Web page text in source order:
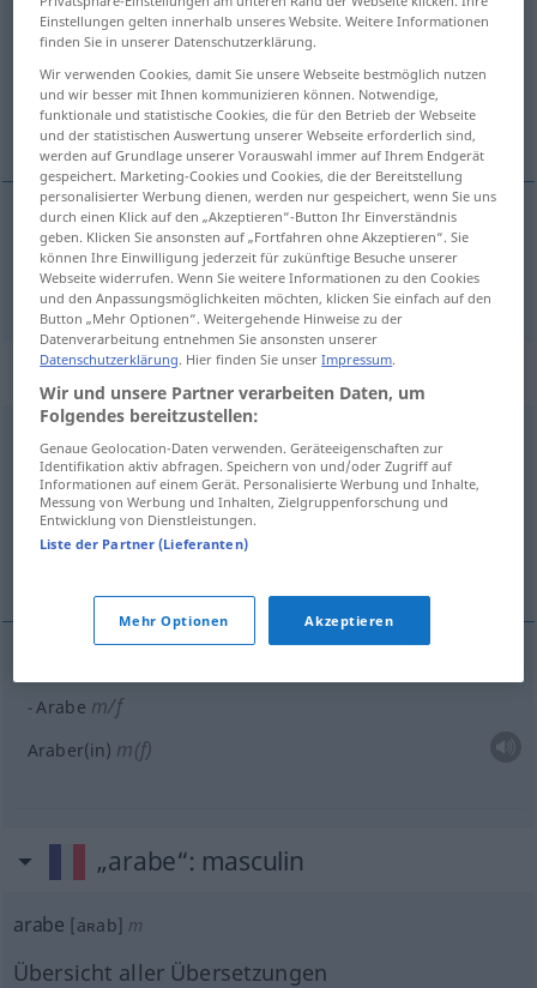
Übersicht aller Übersetzungen
(Für mehr Details die Übersetzung anklicken/antippen)
arabisch
arabisch arabe
„arabe“: substantivement
arabe [aʀab] subst
Übersicht aller Übersetzungen
(Für mehr Details die Übersetzung anklicken/antippen)
Arabe m/f
Araber(in) m(f)
„arabe“: masculin
arabe [aʀab] m
Übersicht aller Übersetzungen
Einstellungen gelten innerhalb unseres Website. Weitere Informationen
finden Sie in unserer Datenschutzerklärung.
Wir verwenden Cookies, damit Sie unsere Webseite bestmöglich nutzen
und wir besser mit Ihnen kommunizieren können. Notwendige,
funktionale und statistische Cookies, die für den Betrieb der Webseite
und der statistischen Auswertung unserer Webseite erforderlich sind,
werden auf Grundlage unserer Vorauswahl immer auf Ihrem Endgerät
gespeichert. Marketing-Cookies und Cookies, die der Bereitstellung
personalisierter Werbung dienen, werden nur gespeichert, wenn Sie uns
durch einen Klick auf den „Akzeptieren“-Button Ihr Einverständnis
geben. Klicken Sie ansonsten auf „Fortfahren ohne Akzeptieren“. Sie
können Ihre Einwilligung jederzeit für zukünftige Besuche unserer
Webseite widerrufen. Wenn Sie weitere Informationen zu den Cookies
und den Anpassungsmöglichkeiten möchten, klicken Sie einfach auf den
Button „Mehr Optionen“. Weitergehende Hinweise zu der
Datenverarbeitung entnehmen Sie ansonsten unserer
Datenschutzerklärung. Hier finden Sie unserImpressum.
Wir und unsere Partner verarbeiten Daten, um
Folgendes bereitzustellen:
Genaue Geolocation-Daten verwenden. Geräteeigenschaften zur
Identifikation aktiv abfragen. Speichern von und/oder Zugriff auf
Informationen auf einem Gerät. Personalisierte Werbung und Inhalte,
Messung von Werbung und Inhalten, Zielgruppenforschung und
Entwicklung von Dienstleistungen.
Liste der Partner (Lieferanten)
Mehr Optionen Akzeptieren